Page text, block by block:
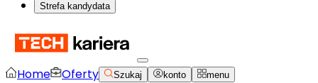
Strefa kandydata
Home Oferty Szukaj konto menu